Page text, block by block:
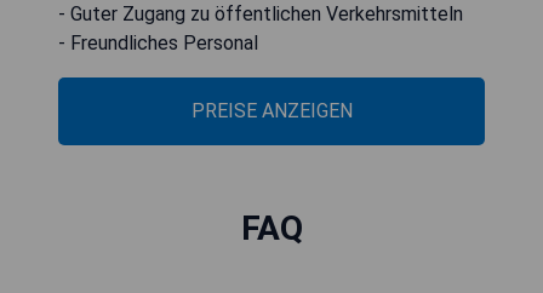
- Guter Zugang zu öffentlichen Verkehrsmitteln
- Freundliches Personal
PREISE ANZEIGEN
FAQ